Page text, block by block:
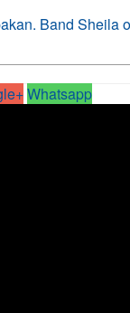
Band Sheila
Whatsapp